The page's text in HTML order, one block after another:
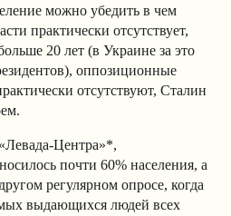
можно убедить в чем
практически отсутствует,
20 лет (в Украине за это
оппозиционные
отсутствуют, Сталин
Центра»*,
почти 60% населения, а
регулярном опросе, когда
выдающихся людей всех